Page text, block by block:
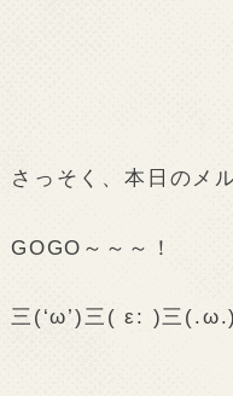
さっそく、本日のメ
GOGO～～～！
三(‘ω’)三( ε: )三